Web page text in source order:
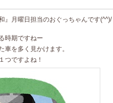
』月曜日担当のおぐっちゃんです(^^)/
時期ですねー
車を多く見かけます。
つですよね！